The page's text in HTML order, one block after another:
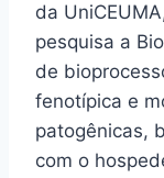
da
pesquisa a
de
fenotípica e
patogênicas,
com o